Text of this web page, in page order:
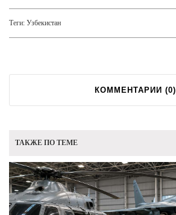
Теги: Узбекистан
КОММЕНТАРИИ (0)
ТАКЖЕ ПО ТЕМЕ